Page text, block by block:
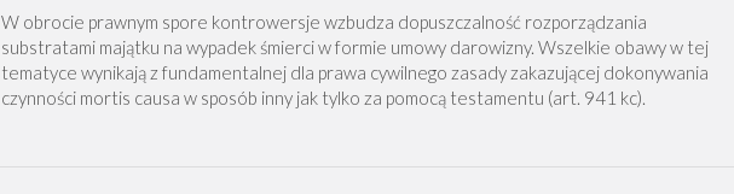
W obrocie prawnym spore kontrowersje wzbudza dopuszczalność rozporządzania
substratami majątku na wypadek śmierci w formie umowy darowizny. Wszelkie obawy w tej
tematyce wynikają z fundamentalnej dla prawa cywilnego zasady zakazującej dokonywania
czynności mortis causa w sposób inny jak tylko za pomocą testamentu (art. 941 kc).